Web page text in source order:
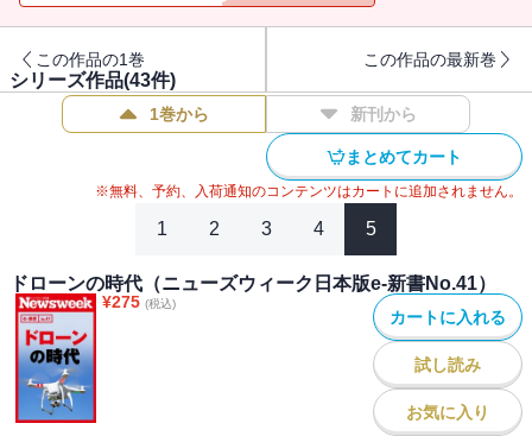
この作品の1巻 この作品の最新巻
シリーズ作品(43件)
1巻から 新刊から
まとめてカート
※無料、予約、入荷通知のコンテンツはカートに追加されません。
1 2 3 4 5
ドローンの時代（ニューズウィーク日本版e-新書No.41）
¥275 (税込)
カートに入れる
試し読み
お気に入り